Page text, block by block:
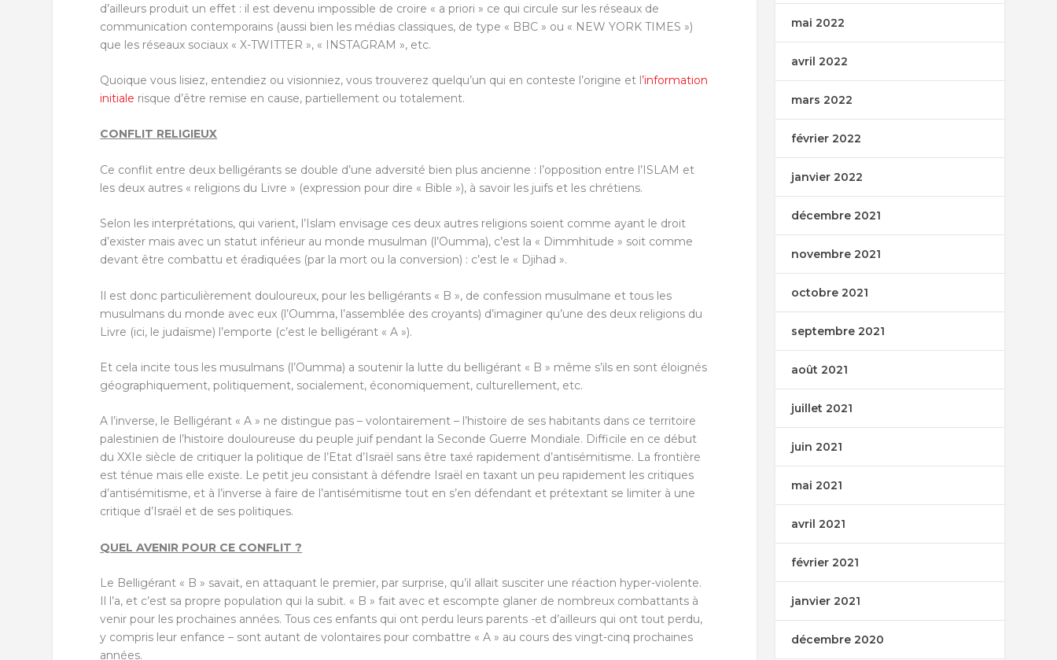
d’ailleurs produit un effet : il est devenu impossible de croire « a priori » ce qui circule sur les réseaux de
communication contemporains (aussi bien les médias classiques, de type « BBC » ou « NEW YORK TIMES »)
que les réseaux sociaux « X-TWITTER », « INSTAGRAM », etc.
Quoique vous lisiez, entendiez ou visionniez, vous trouverez quelqu’un qui en conteste l’origine et l’information
initiale risque d’être remise en cause, partiellement ou totalement.
CONFLIT RELIGIEUX
Ce conflit entre deux belligérants se double d’une adversité bien plus ancienne : l’opposition entre l’ISLAM et
les deux autres « religions du Livre » (expression pour dire « Bible »), à savoir les juifs et les chrétiens.
Selon les interprétations, qui varient, l’Islam envisage ces deux autres religions soient comme ayant le droit
d’exister mais avec un statut inférieur au monde musulman (l’Oumma), c’est la « Dimmhitude » soit comme
devant être combattu et éradiquées (par la mort ou la conversion) : c’est le « Djihad ».
Il est donc particulièrement douloureux, pour les belligérants « B », de confession musulmane et tous les
musulmans du monde avec eux (l’Oumma, l’assemblée des croyants) d’imaginer qu’une des deux religions du
Livre (ici, le judaïsme) l’emporte (c’est le belligérant « A »).
Et cela incite tous les musulmans (l’Oumma) a soutenir la lutte du belligérant « B » même s’ils en sont éloignés
géographiquement, politiquement, socialement, économiquement, culturellement, etc.
A l’inverse, le Belligérant « A » ne distingue pas – volontairement – l’histoire de ses habitants dans ce territoire
palestinien de l’histoire douloureuse du peuple juif pendant la Seconde Guerre Mondiale. Difficile en ce début
du XXIe siècle de critiquer la politique de l’Etat d’Israël sans être taxé rapidement d’antisémitisme. La frontière
est ténue mais elle existe. Le petit jeu consistant à défendre Israël en taxant un peu rapidement les critiques
d’antisémitisme, et à l’inverse à faire de l’antisémitisme tout en s’en défendant et prétextant se limiter à une
critique d’Israël et de ses politiques.
QUEL AVENIR POUR CE CONFLIT ?
Le Belligérant « B » savait, en attaquant le premier, par surprise, qu’il allait susciter une réaction hyper-violente.
Il l’a, et c’est sa propre population qui la subit. « B » fait avec et escompte glaner de nombreux combattants à
venir pour les prochaines années. Tous ces enfants qui ont perdu leurs parents -et d’ailleurs qui ont tout perdu,
y compris leur enfance – sont autant de volontaires pour combattre « A » au cours des vingt-cinq prochaines
années.
mai 2022
avril 2022
mars 2022
février 2022
janvier 2022
décembre 2021
novembre 2021
octobre 2021
septembre 2021
août 2021
juillet 2021
juin 2021
mai 2021
avril 2021
février 2021
janvier 2021
décembre 2020